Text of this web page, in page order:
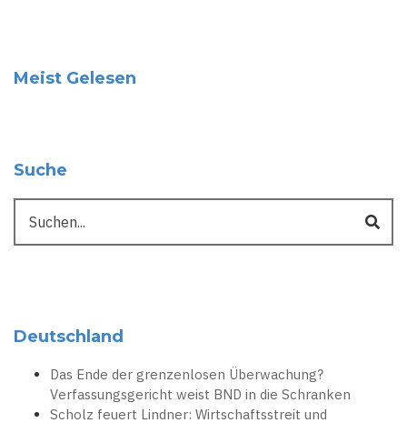
Meist Gelesen
Suche
Deutschland
Das Ende der grenzenlosen Überwachung?
Verfassungsgericht weist BND in die Schranken
Scholz feuert Lindner: Wirtschaftsstreit und